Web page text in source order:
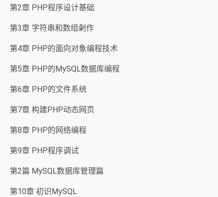
第2章 PHP程序设计基础
第3章 字符串和数组劋作
第4章 PHP的面向对象编程技术
第5章 PHP的MySQL数据库编程
第6章 PHP的文件系统
第7章 构建PHP动态网页
第8章 PHP的网络编程
第9章 PHP程序调试
第2篇 MySQL数据库管理篇
第10章 初识MySQL